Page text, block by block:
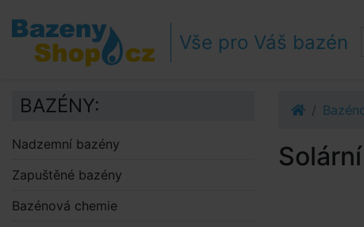
Přejít na obsah
Přejít k postrannímu sloupci
Klávesové zkratky
Vše pro Váš bazén
BAZÉNY:
Nadzemní bazény
Zapuštěné bazény
Bazénová chemie